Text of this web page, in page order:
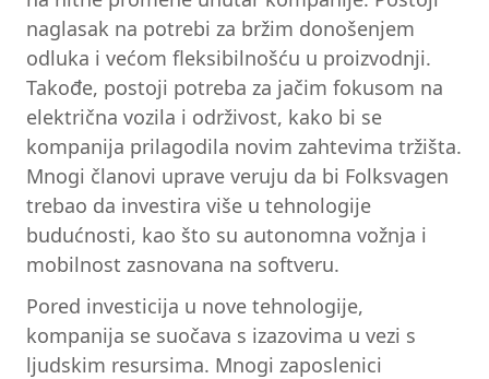
naglasak na potrebi za bržim donošenjem
odluka i većom fleksibilnošću u proizvodnji.
Takođe, postoji potreba za jačim fokusom na
električna vozila i održivost, kako bi se
kompanija prilagodila novim zahtevima tržišta.
Mnogi članovi uprave veruju da bi Folksvagen
trebao da investira više u tehnologije
budućnosti, kao što su autonomna vožnja i
mobilnost zasnovana na softveru.
Pored investicija u nove tehnologije,
kompanija se suočava s izazovima u vezi s
ljudskim resursima. Mnogi zaposlenici